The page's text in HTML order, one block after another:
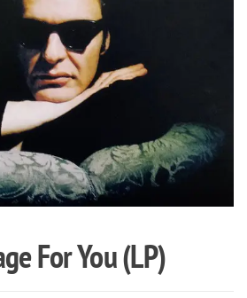
For You (LP)